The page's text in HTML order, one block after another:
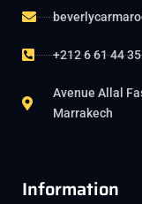
+212 6 61 44
Avenue Allal
Marrakech
Information